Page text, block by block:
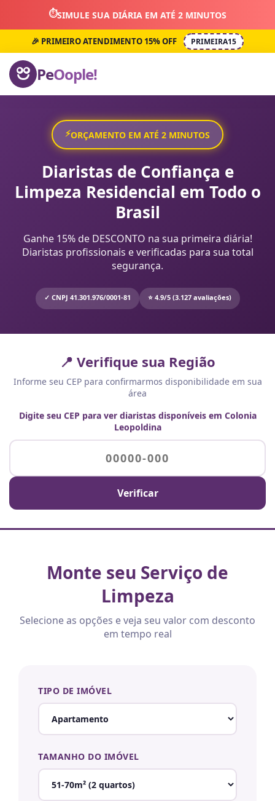
⏱️SIMULE SUA DIÁRIA EM ATÉ 2 MINUTOS
🎉 PRIMEIRO ATENDIMENTO 15% OFF PRIMEIRA15
PeOople!
⚡ORÇAMENTO EM ATÉ 2 MINUTOS
Diaristas de Confiança e
Limpeza Residencial em Todo o
Brasil
Ganhe 15% de DESCONTO na sua primeira diária!
Diaristas profissionais e verificadas para sua total
segurança.
✓ CNPJ 41.301.976/0001-81 ⭐ 4.9/5 (3.127 avaliações)
📍 Verifique sua Região
Informe seu CEP para confirmarmos disponibilidade em sua
área
Digite seu CEP para ver diaristas disponíveis em Colonia
Leopoldina
Verificar
Monte seu Serviço de
Limpeza
Selecione as opções e veja seu valor com desconto
em tempo real
TIPO DE IMÓVEL
TAMANHO DO IMÓVEL